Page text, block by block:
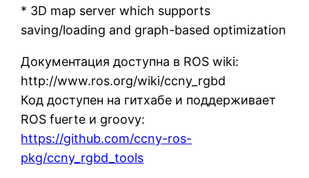
* 3D map server which supports
saving/loading and graph-based optimization
Документация доступна в ROS wiki:
http://www.ros.org/wiki/ccny_rgbd
Код доступен на гитхабе и поддерживает
ROS fuerte и groovy:
https://github.com/ccny-ros-
pkg/ccny_rgbd_tools